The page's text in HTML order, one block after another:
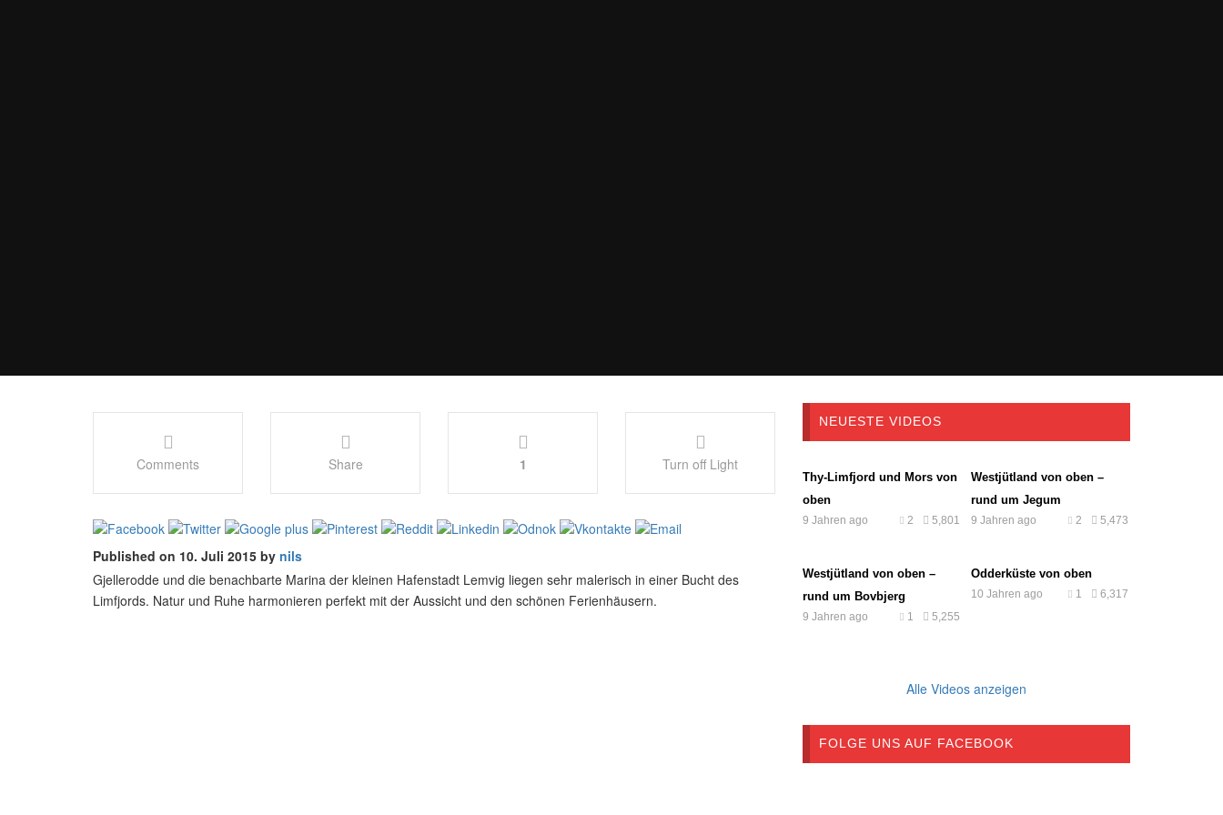
Comments Share 1 Turn off Light
Published on 10. Juli 2015 by nils
Gjellerodde und die benachbarte Marina der kleinen Hafenstadt Lemvig liegen sehr malerisch in einer Bucht des
Limfjords. Natur und Ruhe harmonieren perfekt mit der Aussicht und den schönen Ferienhäusern.
NEUESTE VIDEOS
Thy-Limfjord und Mors von
oben
9 Jahren ago 5,801
2
Westjütland von oben –
rund um Jegum
9 Jahren ago 5,473
2
Westjütland von oben –
rund um Bovbjerg
9 Jahren ago 5,255
1
Odderküste von oben
10 Jahren ago 6,317
1
Alle Videos anzeigen
FOLGE UNS AUF FACEBOOK